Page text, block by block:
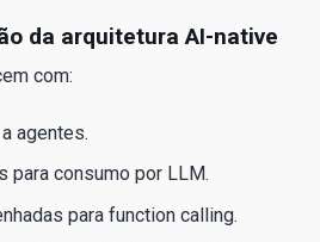
da arquitetura AI-native
com:
agentes.
para consumo por LLM.
para function calling.